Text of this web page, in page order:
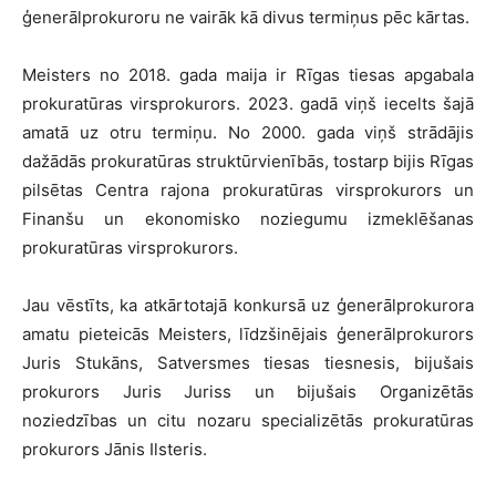
ģenerālprokuroru ne vairāk kā divus termiņus pēc kārtas.
Meisters no 2018. gada maija ir Rīgas tiesas apgabala
prokuratūras virsprokurors. 2023. gadā viņš iecelts šajā
amatā uz otru termiņu. No 2000. gada viņš strādājis
dažādās prokuratūras struktūrvienībās, tostarp bijis Rīgas
pilsētas Centra rajona prokuratūras virsprokurors un
Finanšu un ekonomisko noziegumu izmeklēšanas
prokuratūras virsprokurors.
Jau vēstīts, ka atkārtotajā konkursā uz ģenerālprokurora
amatu pieteicās Meisters, līdzšinējais ģenerālprokurors
Juris Stukāns, Satversmes tiesas tiesnesis, bijušais
prokurors Juris Juriss un bijušais Organizētās
noziedzības un citu nozaru specializētās prokuratūras
prokurors Jānis Ilsteris.